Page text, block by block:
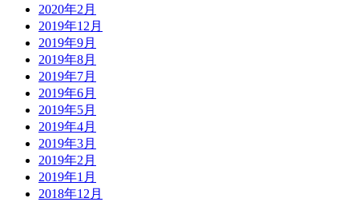
2020年2月
2019年12月
2019年9月
2019年8月
2019年7月
2019年6月
2019年5月
2019年4月
2019年3月
2019年2月
2019年1月
2018年12月